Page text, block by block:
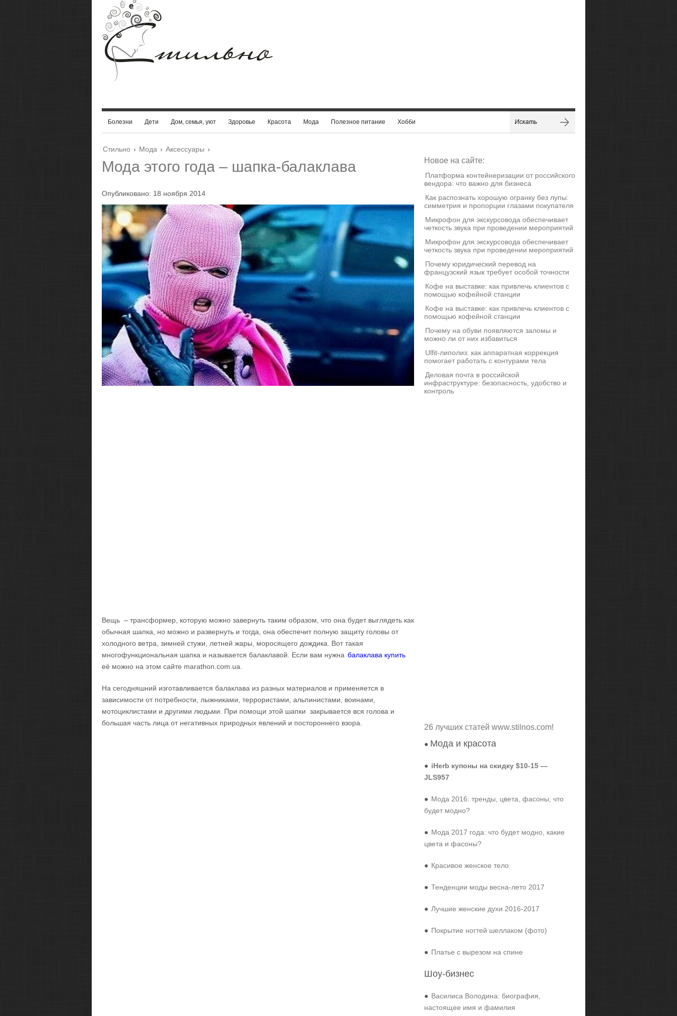
Болезни Дети Дом, семья, уют Здоровье Красота Мода Полезное питание Хобби
Стильно › Мода › Аксессуары ›
Мода этого года – шапка-балаклава
Опубликовано: 18 ноября 2014
Вещь – трансформер, которую можно завернуть таким образом, что она будет выглядеть как
обычная шапка, но можно и развернуть и тогда, она обеспечит полную защиту головы от
холодного ветра, зимней стужи, летней жары, моросящего дождика. Вот такая
многофункциональная шапка и называется балаклавой. Если вам нужна балаклава купить
её можно на этом сайте marathon.com.ua.
На сегодняшний изготавливается балаклава из разных материалов и применяется в
зависимости от потребности, лыжниками, террористами, альпинистами, воинами,
мотоциклистами и другими людьми. При помощи этой шапки закрывается вся голова и
большая часть лица от негативных природных явлений и постороннего взора.
Новое на сайте:
Платформа контейнеризации от российского
вендора: что важно для бизнеса
Как распознать хорошую огранку без лупы:
симметрия и пропорции глазами покупателя
Микрофон для экскурсовода обеспечивает
четкость звука при проведении мероприятий
Микрофон для экскурсовода обеспечивает
четкость звука при проведении мероприятий
Почему юридический перевод на
французский язык требует особой точности
Кофе на выставке: как привлечь клиентов с
помощью кофейной станции
Кофе на выставке: как привлечь клиентов с
помощью кофейной станции
Почему на обуви появляются заломы и
можно ли от них избавиться
Ulfit-липолиз: как аппаратная коррекция
помогает работать с контурами тела
Деловая почта в российской
инфраструктуре: безопасность, удобство и
контроль
26 лучших статей www.stilnos.com!
● Мода и красота
● iHerb купоны на скидку $10-15 —
JLS957
● Мода 2016: тренды, цвета, фасоны, что
будет модно?
● Мода 2017 года: что будет модно, какие
цвета и фасоны?
● Красивое женское тело
● Тенденции моды весна-лето 2017
● Лучшие женские духи 2016-2017
● Покрытие ногтей шеллаком (фото)
● Платье с вырезом на спине
Шоу-бизнес
● Василиса Володина: биография,
настоящее имя и фамилия